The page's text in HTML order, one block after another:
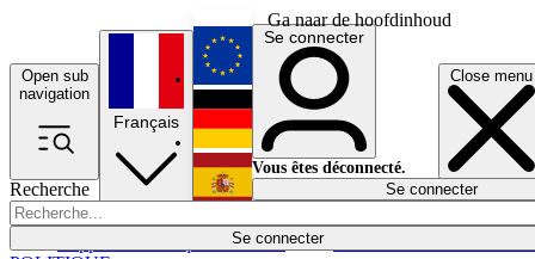
Ga naar de hoofdinhoud
Open sub
navigation
Close menu
Recherche
Se connecter
Économie
Français
English
Deutsch
Español
Se connecter
Vous êtes déconnecté.
Se connecter